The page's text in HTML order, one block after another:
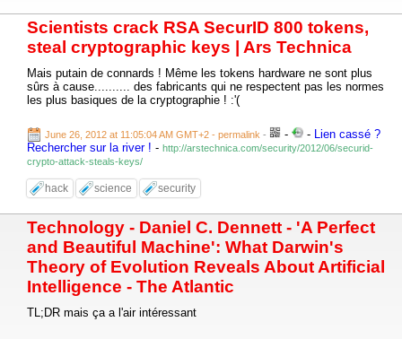
Scientists crack RSA SecurID 800 tokens,
steal cryptographic keys | Ars Technica
Mais putain de connards ! Même les tokens hardware ne sont plus
sûrs à cause.......... des fabricants qui ne respectent pas les normes
les plus basiques de la cryptographie ! :'(
June 26, 2012 at 11:05:04 AM GMT+2 - permalink - - - Lien cassé ?
Rechercher sur la river ! - http://arstechnica.com/security/2012/06/securid-
crypto-attack-steals-keys/
hack science security
Technology - Daniel C. Dennett - 'A Perfect
and Beautiful Machine': What Darwin's
Theory of Evolution Reveals About Artificial
Intelligence - The Atlantic
TL;DR mais ça a l'air intéressant